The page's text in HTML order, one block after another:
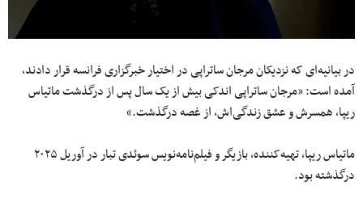
در بیانیه‌ای که نزدیکان مرجان ساتراپی در اختیار خبرگزاری فرانسه قرار دادند،
آمده است: «مرجان ساتراپی اندکی بیش از یک سال پس از درگذشت ماتیاس
ریپا، همسرش و عشق زندگی‌اش، از غصه درگذشت.»
ماتیاس ریپا، تهیه‌کننده، بازیگر و فیلم‌نامه‌نویس سوئدی ‌تبار در آوریل ۲۰۲۵
درگذشته بود.